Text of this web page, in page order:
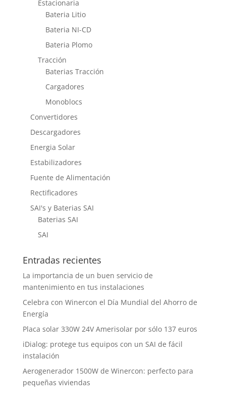
Estacionaria
Bateria Litio
Bateria NI-CD
Bateria Plomo
Tracción
Baterias Tracción
Cargadores
Monoblocs
Convertidores
Descargadores
Energia Solar
Estabilizadores
Fuente de Alimentación
Rectificadores
SAI's y Baterias SAI
Baterias SAI
SAI
Entradas recientes
La importancia de un buen servicio de
mantenimiento en tus instalaciones
Celebra con Winercon el Día Mundial del Ahorro de
Energía
Placa solar 330W 24V Amerisolar por sólo 137 euros
iDialog: protege tus equipos con un SAI de fácil
instalación
Aerogenerador 1500W de Winercon: perfecto para
pequeñas viviendas